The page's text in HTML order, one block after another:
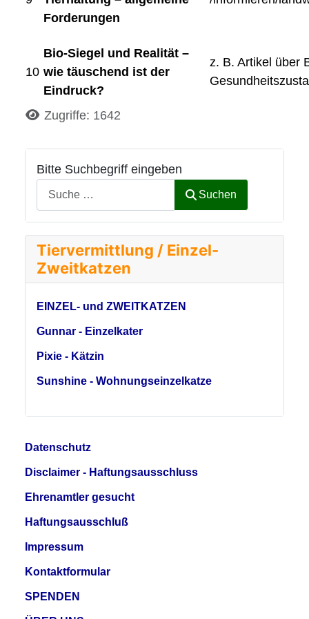
Bitte Suchbegriff eingeben
Suchen
Tiervermittlung / Einzel-
Zweitkatzen
EINZEL- und ZWEITKATZEN
Gunnar - Einzelkater
Pixie - Kätzin
Sunshine - Wohnungseinzelkatze
Forderungen
10
Bio-Siegel und Realität –
wie täuschend ist der
Eindruck?
z. B. Artikel über
DetailsZugriffe: 1642
Datenschutz
Disclaimer - Haftungsausschluss
Ehrenamtler gesucht
Haftungsausschluß
Impressum
Kontaktformular
SPENDEN